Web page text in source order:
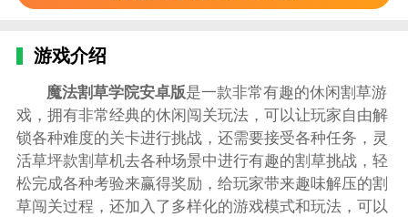
游戏介绍
魔法割草学院安卓版是一款非常有趣的休闲割草游
戏，拥有非常经典的休闲闯关玩法，可以让玩家自由解
锁各种难度的关卡进行挑战，还需要接受各种任务，灵
活草坪款割草机去各种场景中进行有趣的割草挑战，轻
松完成各种考验来赢得奖励，给玩家带来趣味解压的割
草闯关过程，还加入了多样化的游戏模式和玩法，可以